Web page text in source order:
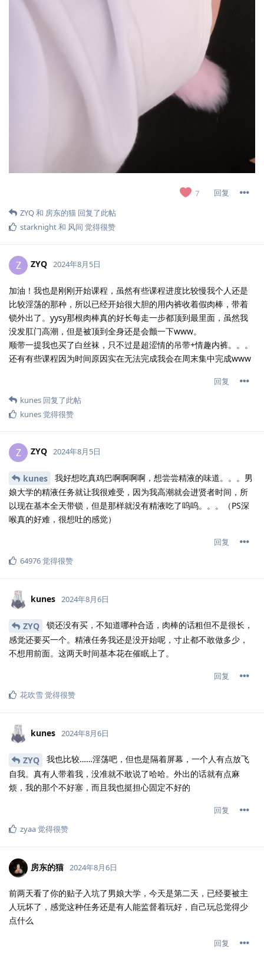
7
回复
ZYQ和 房东的猫 回复了此帖
starknight和 风间 觉得很赞
Z ZYQ 2024年8月5日
加油！我也是刚刚开始课程，虽然有些课程进度比较慢我个人还是
比较淫荡的那种，所以已经开始很大胆的用内裤收着假肉棒，带着
锁外出了。yysy那根肉棒真的好长每走一步都顶到最里面，虽然我
没发肛门高潮，但是被顶到全身还是会颤一下www。
顺带一提我也买了白丝袜，只不过是超涩情的吊带+情趣内裤。。。
还有有些课程因为时间原因实在无法完成我会在周末集中完成www
回复
kunes 回复了此帖
kunes觉得很赞
Z ZYQ 2024年8月5日
kunes
我好想吃真鸡巴啊啊啊啊，想尝尝精液的味道。。。男
娘大学的精液任务就让我很难受，因为我高潮就会进贤者时间，所
以现在基本全天带锁，但是那样就没有精液吃了呜呜。。。（PS深
喉真的好难，很想吐的感觉）
回复
64976觉得很赞
kunes 2024年8月6日
ZYQ
锁还没有买，不知道哪种合适，肉棒的话粗但不是很长，
感觉还要买一个。精液任务我还是没开始呢，寸止都不敢做多少，
不想用前面。这两天时间基本花在催眠上了。
回复
花吹雪觉得很赞
kunes 2024年8月6日
ZYQ
我也比较……淫荡吧，但也是隔着屏幕，一个人有点放飞
自我。真有人带着我，没准就不敢说了哈哈。外出的话就有点麻
烦，我的那个不好塞，而且我也挺担心固定不好的
回复
zyaa觉得很赞
房东的猫 2024年8月6日
前两天看了你的贴子入坑了男娘大学，今天是第二天，已经要被主
人玩坏了，感觉这种任务还是有人能监督着玩好，自己玩总觉得少
点什么
回复